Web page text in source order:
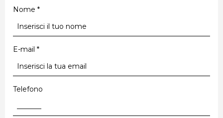
Nome *
E-mail *
Telefono